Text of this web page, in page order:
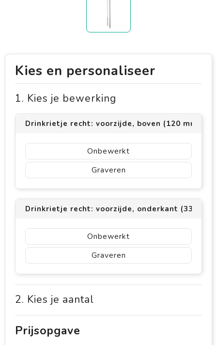
Kies en personaliseer
1. Kies je bewerking
Drinkrietje recht: voorzijde, boven (120 mm²
Onbewerkt
Graveren
Drinkrietje recht: voorzijde, onderkant (330
Onbewerkt
Graveren
2. Kies je aantal
Prijsopgave